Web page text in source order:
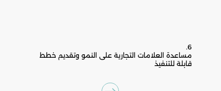
6.
مساعدة العلامات التجارية على النمو وتقديم خطط
قابلة للتنفيذ